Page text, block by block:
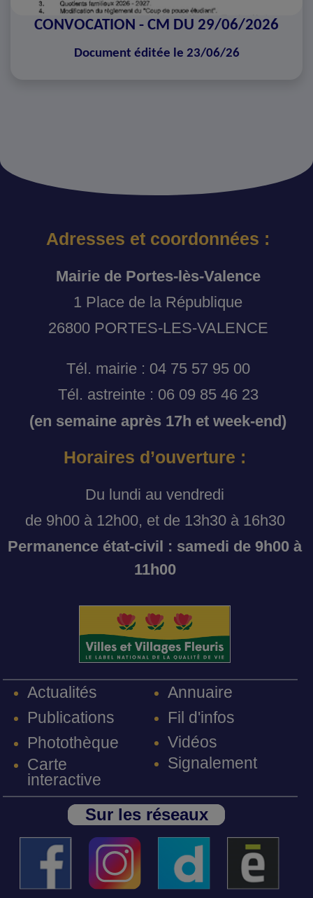
CONVOCATION - CM DU 29/06/2026
Document éditée le 23/06/26
Adresses et coordonnées :
Mairie de Portes-lès-Valence
1 Place de la République
26800 PORTES-LES-VALENCE
Tél. mairie : 04 75 57 95 00
Tél. astreinte : 06 09 85 46 23
(en semaine après 17h et week-end)
Horaires d’ouverture :
Du lundi au vendredi
de 9h00 à 12h00, et de 13h30 à 16h30
Permanence état-civil : samedi de 9h00 à
11h00
Actualités
Publications
Photothèque
Carte
interactive
Annuaire
Fil d'infos
Vidéos
Signalement
Sur les réseaux